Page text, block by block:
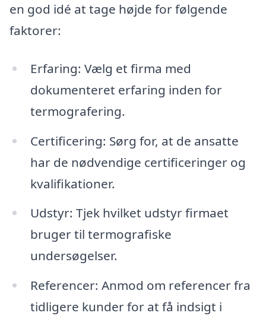
en god idé at tage højde for følgende
faktorer:
Erfaring: Vælg et firma med
dokumenteret erfaring inden for
termografering.
Certificering: Sørg for, at de ansatte
har de nødvendige certificeringer og
kvalifikationer.
Udstyr: Tjek hvilket udstyr firmaet
bruger til termografiske
undersøgelser.
Referencer: Anmod om referencer fra
tidligere kunder for at få indsigt i